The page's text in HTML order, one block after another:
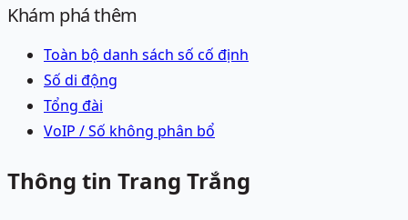
Khám phá thêm
Toàn bộ danh sách số cố định
Số di động
Tổng đài
VoIP / Số không phân bổ
Thông tin Trang Trắng